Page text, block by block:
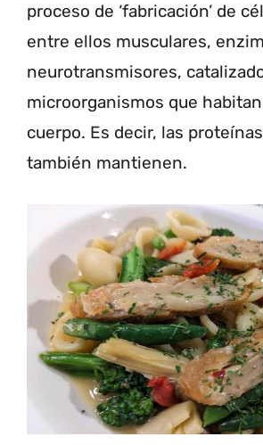
proceso de ‘fabricación’ de
entre ellos musculares,
neurotransmisores,
microorganismos que
cuerpo. Es decir, las
también mantienen.